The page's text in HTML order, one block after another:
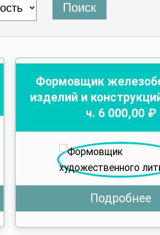
Поиск
Формовщик
изделий и
ч. 6 000,00 ₽
Подробнее